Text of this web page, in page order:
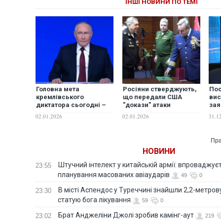
ІНШІ НОВИНИ ПО ТЕМІ
Головна мета
кремлівського
диктатора сьогодні –
травня, –ЦПД
02.01.2026
Росіяни стверджують,
що передали США
"докази" атаки
резиденцію Путіна.
02.01.2026
НОВИНИ
23:55
Штучний інтелект у китайській армії:
планування масованих авіаударів
49 0
23:30
В місті Аспендос у Туреччині знайшли 2,2-
статую бога лікування
59 0
23:02 Брат Анджеліни Джолі зробив камінг-аут 219